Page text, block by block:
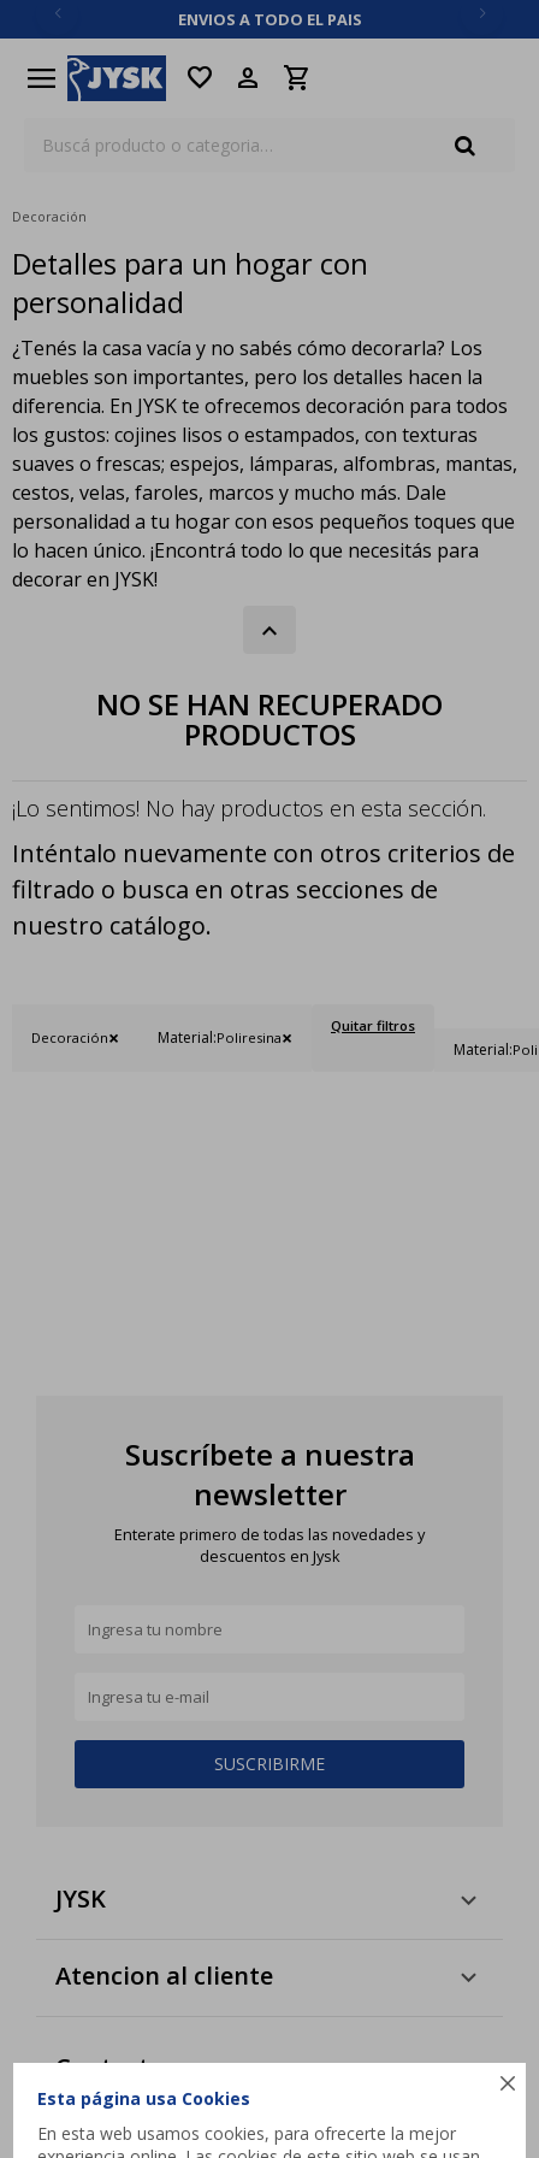

Esta página usa Cookies
En esta web usamos cookies, para ofrecerte la mejor
ENVIOS A TODO EL PAIS
menu favorite
Decoración
Detalles para un hogar con
personalidad
¿Tenés la casa vacía y no sabés cómo decorarla? Los
muebles son importantes, pero los detalles hacen la
diferencia. En JYSK te ofrecemos decoración para todos
los gustos: cojines lisos o estampados, con texturas
suaves o frescas; espejos, lámparas, alfombras, mantas,
cestos, velas, faroles, marcos y mucho más. Dale
personalidad a tu hogar con esos pequeños toques que
lo hacen único. ¡Encontrá todo lo que necesitás para
decorar en JYSK!
NO SE HAN RECUPERADO
PRODUCTOS
¡Lo sentimos! No hay productos en esta sección.
Inténtalo nuevamente con otros criterios de
filtrado o busca en otras secciones de
nuestro catálogo.
Decoración Material:Poliresina
Quitar filtros
Material:
Suscríbete a nuestra
newsletter
Enterate primero de todas las novedades y
descuentos en Jysk
SUSCRIBIRME
JYSK
Atencion al cliente
Contacto
Interbalnearia esq. Camino de los Horneros,
Canelones
close